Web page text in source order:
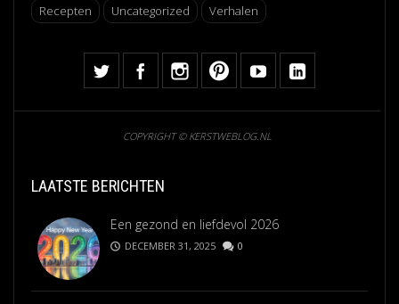
Recepten
Uncategorized Verhalen
COPYRIGHT © KERSTWEBLOG.NL
LAATSTE BERICHTEN
Een gezond en liefdevol 2026
DECEMBER 31, 2025 0